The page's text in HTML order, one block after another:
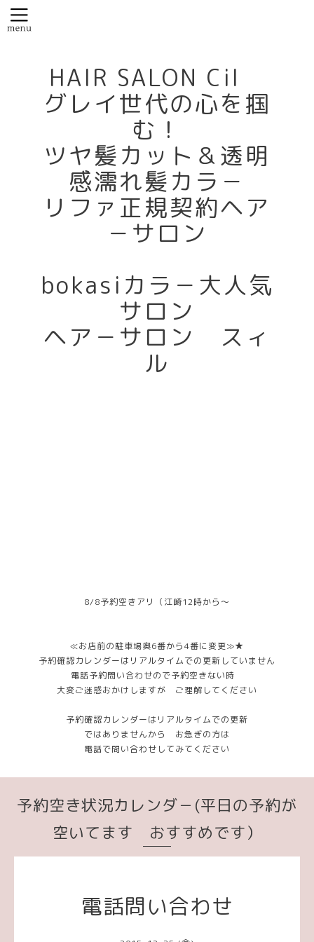
HAIR SALON Cil
グレイ世代の心を掴
む！
ツヤ髪カット＆透明
感濡れ髪カラ－
リファ正規契約ヘア
－サロン
bokasiカラ－大人気
サロン
ヘア－サロン スィ
ル
8/8予約空きアリ（江崎12時から～
≪お店前の駐車場奥6番から4番に変更≫★
予約確認カレンダーはリアルタイムでの更新していません
電話予約問い合わせので予約空きない時
大変ご迷惑おかけしますが ご理解してください
予約確認カレンダーはリアルタイムでの更新
ではありませんから お急ぎの方は
電話で問い合わせしてみてください
予約空き状況カレンダ－(平日の予約が
空いてます おすすめです）
電話問い合わせ